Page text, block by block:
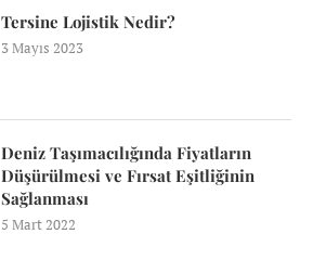
Tersine Lojistik Nedir?
3 Mayıs 2023
Deniz Taşımacılığında Fiyatların
Düşürülmesi ve Fırsat Eşitliğinin
Sağlanması
5 Mart 2022